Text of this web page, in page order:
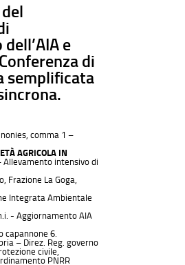
e
di
semplificata
comma 1 –
AGRICOLA IN
Allevamento intensivo di
Frazione La Goga,
Integrata Ambientale
- Aggiornamento AIA
capannone 6.
– Direz. Reg. governo
civile,
PNRR